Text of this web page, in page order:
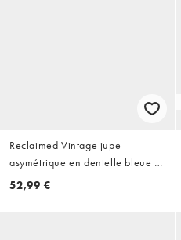
Reclaimed Vintage jupe
asymétrique en dentelle bleue et
marron
52,99 €